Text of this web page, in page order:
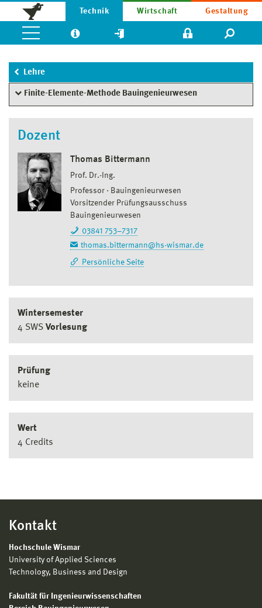
Technik Wirtschaft Gestaltung
Lehre
Finite-Elemente-Methode Bauingenieurwesen
Dozent
Thomas Bittermann
Prof. Dr.-Ing.
Professor
Bauingenieurwesen
Vorsitzender Prüfungsausschuss
Bauingenieurwesen
03841 753–7317
thomas.bittermann@hs-wismar.de
Persönliche Seite
Wintersemester
4 SWS Vorlesung
Prüfung
keine
Wert
4 Credits
Kontakt
Hochschule Wismar
University of Applied Sciences
Technology, Business and Design
Fakultät für Ingenieurwissenschaften